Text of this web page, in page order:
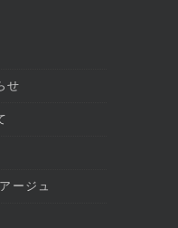
せ
ージュ